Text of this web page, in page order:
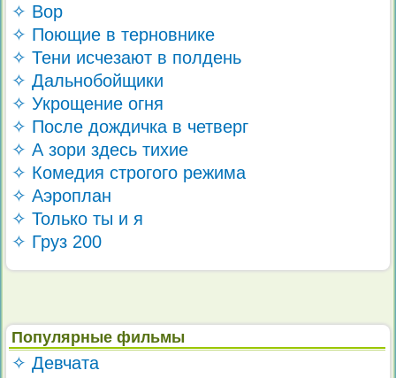
✧ Вор
✧ Поющие в терновнике
✧ Тени исчезают в полдень
✧ Дальнобойщики
✧ Укрощение огня
✧ После дождичка в четверг
✧ А зори здесь тихие
✧ Комедия строгого режима
✧ Аэроплан
✧ Только ты и я
✧ Груз 200
Популярные фильмы
✧ Девчата